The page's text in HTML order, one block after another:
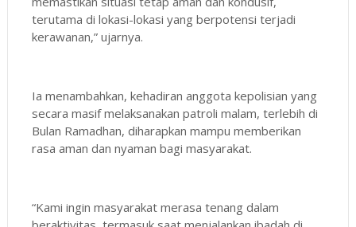
terutama di lokasi-lokasi yang berpotensi terjadi
kerawanan,” ujarnya.
Ia menambahkan, kehadiran anggota kepolisian yang
secara masif melaksanakan patroli malam, terlebih di
Bulan Ramadhan, diharapkan mampu memberikan
rasa aman dan nyaman bagi masyarakat.
“Kami ingin masyarakat merasa tenang dalam